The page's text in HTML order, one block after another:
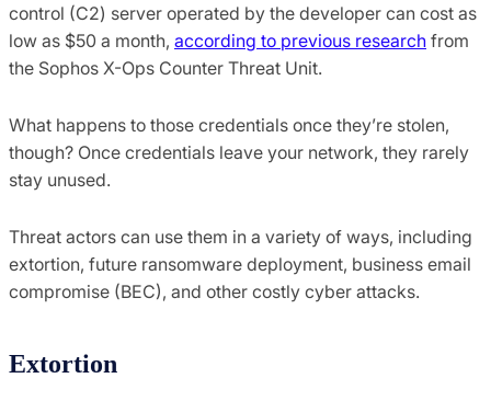
control (C2) server operated by the developer can cost as
low as $50 a month, according to previous research from
the Sophos X-Ops Counter Threat Unit.
What happens to those credentials once they’re stolen,
though? Once credentials leave your network, they rarely
stay unused.
Threat actors can use them in a variety of ways, including
extortion, future ransomware deployment, business email
compromise (BEC), and other costly cyber attacks.
Extortion